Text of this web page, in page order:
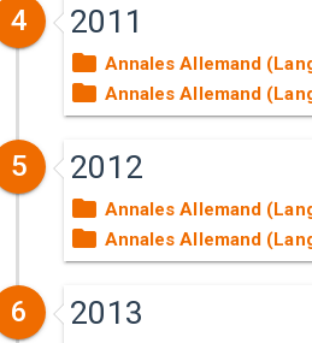
4 2011
Annales Allemand
Annales Allemand
5 2012
Annales Allemand
Annales Allemand
6 2013